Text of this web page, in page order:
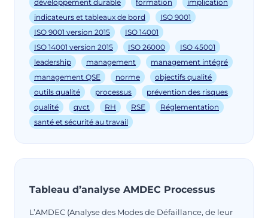
développement durable formation
implication
indicateurs et tableaux de bord
ISO 9001
ISO 9001 version 2015
ISO 14001
ISO 14001 version 2015
ISO 26000
ISO 45001
leadership
management
management intégré
management QSE
norme
objectifs qualité
outils qualité
processus
prévention des risques
qualité
qvct RH RSE
Réglementation
santé et sécurité au travail
Tableau d’analyse AMDEC Processus
L’AMDEC (Analyse des Modes de Défaillance, de leur